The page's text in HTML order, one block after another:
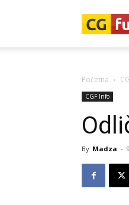
Početna
CGF Info
By Madza -